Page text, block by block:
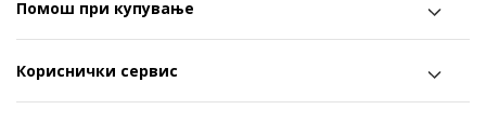
Помош при купување
Кориснички сервис